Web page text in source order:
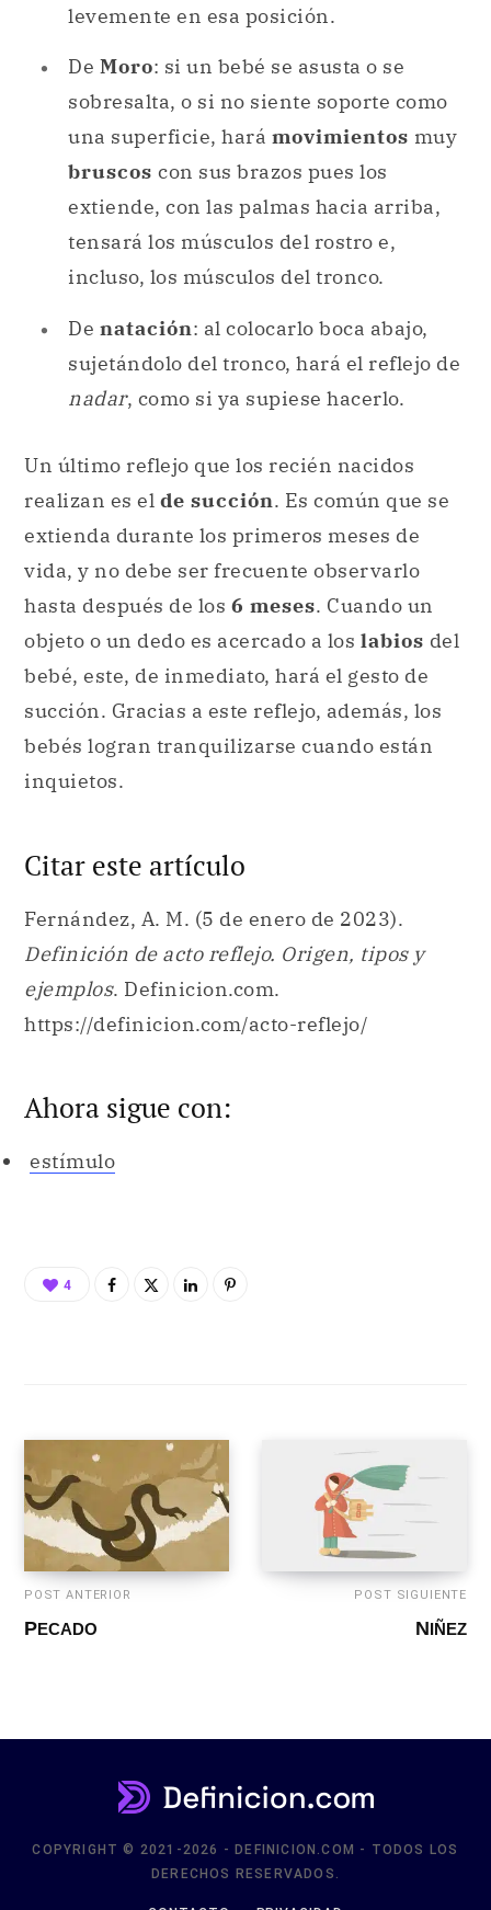
levemente en esa posición.
De Moro: si un bebé se asusta o se
sobresalta, o si no siente soporte como
una superficie, hará movimientos muy
bruscos con sus brazos pues los
extiende, con las palmas hacia arriba,
tensará los músculos del rostro e,
incluso, los músculos del tronco.
De natación: al colocarlo boca abajo,
sujetándolo del tronco, hará el reflejo de
nadar, como si ya supiese hacerlo.
Un último reflejo que los recién nacidos
realizan es el de succión. Es común que se
extienda durante los primeros meses de
vida, y no debe ser frecuente observarlo
hasta después de los 6 meses. Cuando un
objeto o un dedo es acercado a los labios del
bebé, este, de inmediato, hará el gesto de
succión. Gracias a este reflejo, además, los
bebés logran tranquilizarse cuando están
inquietos.
Citar este artículo
Fernández, A. M. (5 de enero de 2023).
Definición de acto reflejo. Origen, tipos y
ejemplos. Definicion.com.
https://definicion.com/acto-reflejo/
Ahora sigue con:
estímulo
4
POST ANTERIOR
PECADO
POST SIGUIENTE
NIÑEZ
COPYRIGHT © 2021-2026 - DEFINICION.COM - TODOS LOS
DERECHOS RESERVADOS.